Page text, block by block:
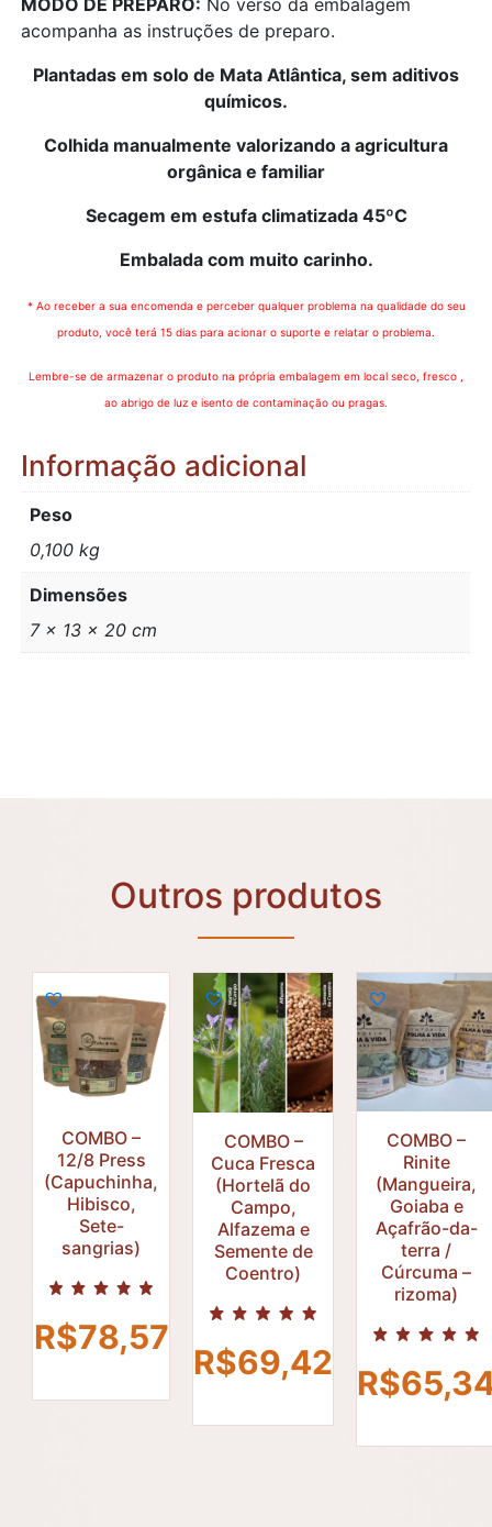
acompanha as instruções de preparo.
Plantadas em solo de Mata Atlântica, sem aditivos
químicos.
Colhida manualmente valorizando a agricultura
orgânica e familiar
Secagem em estufa climatizada 45ºC
Embalada com muito carinho.
* Ao receber a sua encomenda e perceber qualquer problema na qualidade do seu
produto, você terá 15 dias para acionar o suporte e relatar o problema.
Lembre-se de armazenar o produto na própria embalagem em local seco, fresco ,
ao abrigo de luz e isento de contaminação ou pragas.
Informação adicional
Peso
0,100 kg
Dimensões
7 × 13 × 20 cm
Outros produtos
COMBO –
12/8 Press
(Capuchinha,
Hibisco,
Sete-
sangrias)
R$78,57
R$
COMBO –
Cuca Fresca
(Hortelã do
Campo,
Alfazema e
Semente de
Coentro)
R$69,42
R$
COMBO –
Rinite
(Mangueira,
Goiaba e
Açafrão-da-
terra /
Cúrcuma –
rizoma)
R$
R$